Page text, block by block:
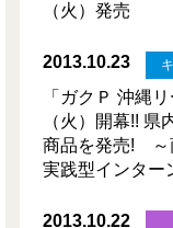
（火）発売
2013.10.23
「ガクＰ 沖縄
（火）開幕!!
商品を発売! ～
実践型インター
2013.10.22